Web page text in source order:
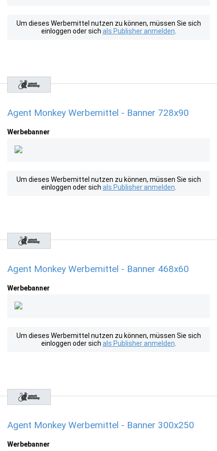
Um dieses Werbemittel nutzen zu können, müssen Sie sich
einloggen oder sich als Publisher anmelden
Agent Monkey Werbemittel - Banner 728x90
Werbebanner
Um dieses Werbemittel nutzen zu können, müssen Sie sich
einloggen oder sich als Publisher anmelden
Agent Monkey Werbemittel - Banner 468x60
Werbebanner
Um dieses Werbemittel nutzen zu können, müssen Sie sich
einloggen oder sich als Publisher anmelden
Agent Monkey Werbemittel - Banner 300x250
Werbebanner